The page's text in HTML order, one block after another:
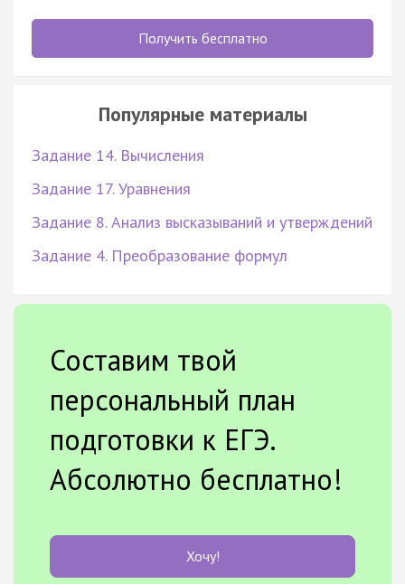
Получить бесплатно
Популярные материалы
Задание 14. Вычисления
Задание 17. Уравнения
Задание 8. Анализ высказываний и утверждений
Задание 4. Преобразование формул
Составим твой
персональный план
подготовки к ЕГЭ.
Абсолютно бесплатно!
Хочу!